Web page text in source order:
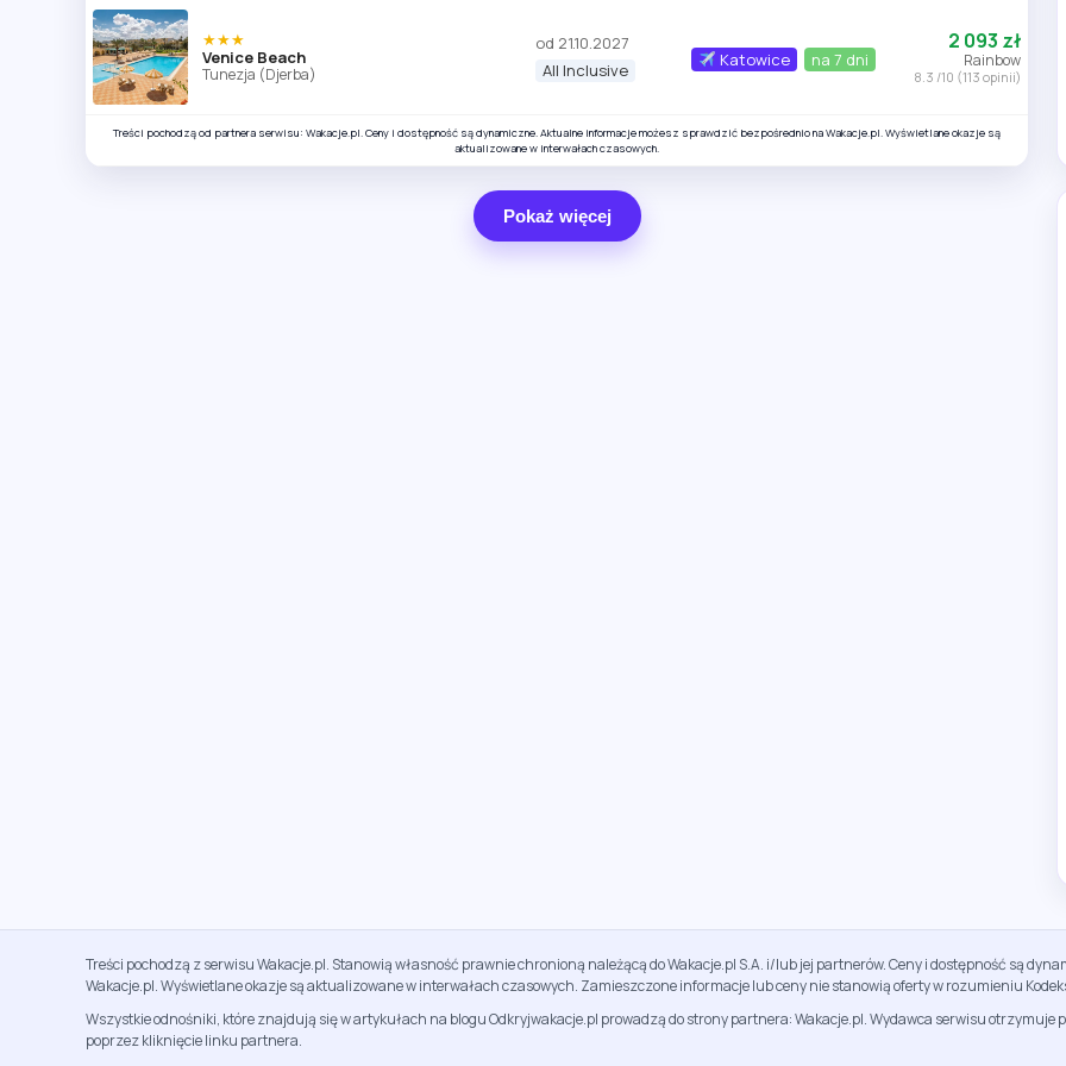
★★★
Venice Beach
Tunezja (Djerba)
od 21.10.2027
All Inclusive
Katowice na 7 dni
2 093 zł
Rainbow
8.3 /10 (113 opinii)
Treści pochodzą od partnera serwisu: Wakacje.pl. Ceny i dostępność są dynamiczne. Aktualne informacje możesz sprawdzić bezpośrednio na Wakacje.pl. Wyświetlane okazje są
aktualizowane w interwałach czasowych.
Pokaż więcej
Treści pochodzą z serwisu Wakacje.pl. Stanowią własność prawnie chronioną należącą do Wakacje.pl S.A. i/lub jej partnerów. Ceny i dostępność są
Wakacje.pl. Wyświetlane okazje są aktualizowane w interwałach czasowych. Zamieszczone informacje lub ceny nie stanowią oferty w rozumieniu
Wszystkie odnośniki, które znajdują się w artykułach na blogu Odkryjwakacje.pl prowadzą do strony partnera: Wakacje.pl. Wydawca serwisu
poprzez kliknięcie linku partnera.